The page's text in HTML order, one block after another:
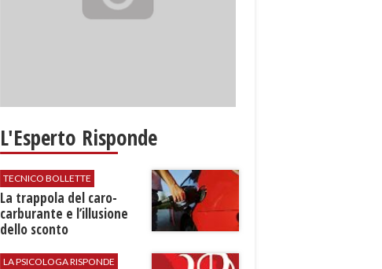
L'Esperto Risponde
TECNICO BOLLETTE
​La trappola del caro-
carburante e l’illusione
dello sconto
LA PSICOLOGA RISPONDE